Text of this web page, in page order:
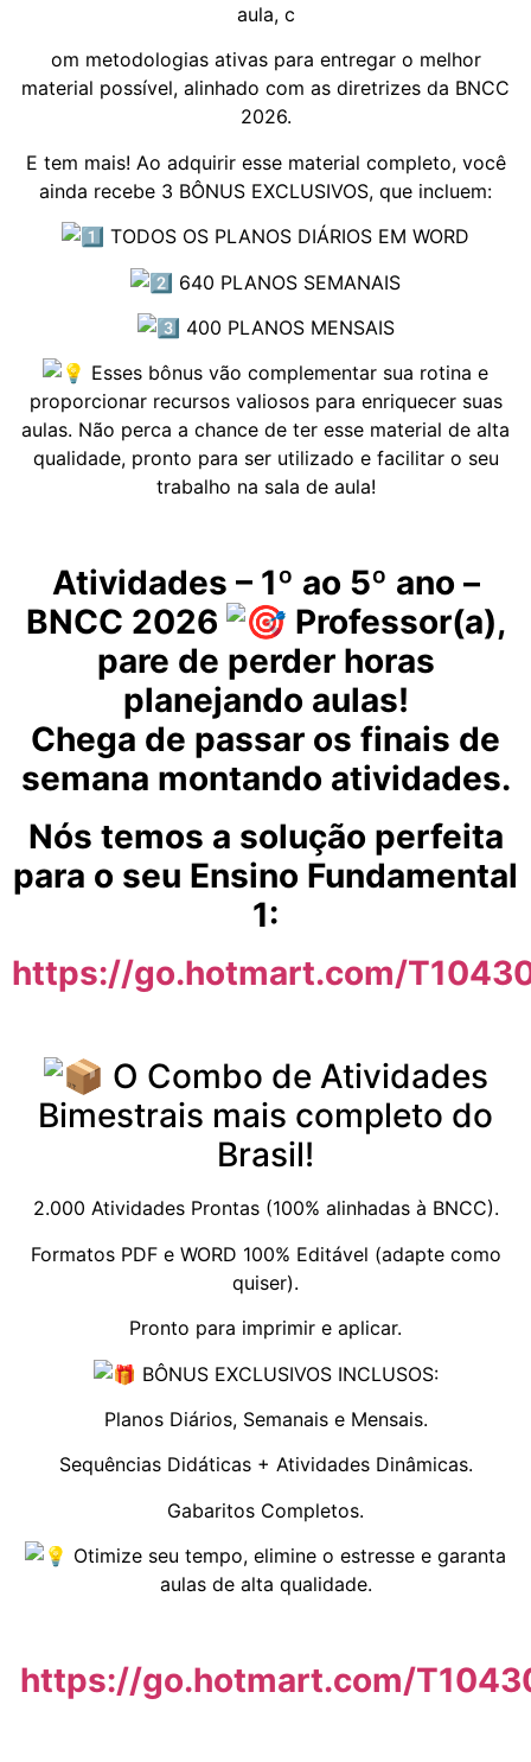
aula, c
om metodologias ativas para entregar o melhor
material possível, alinhado com as diretrizes da BNCC
2026.
E tem mais! Ao adquirir esse material completo, você
ainda recebe 3 BÔNUS EXCLUSIVOS, que incluem:
TODOS OS PLANOS DIÁRIOS EM WORD
640 PLANOS SEMANAIS
400 PLANOS MENSAIS
Esses bônus vão complementar sua rotina e
proporcionar recursos valiosos para enriquecer suas
aulas. Não perca a chance de ter esse material de alta
qualidade, pronto para ser utilizado e facilitar o seu
trabalho na sala de aula!
Atividades – 1º ao 5º ano –
BNCC 2026
Professor(a),
pare de perder horas
planejando aulas!
Chega de passar os finais de
semana montando atividades.
Nós temos a solução perfeita
para o seu Ensino Fundamental
1:
https://go.hotmart.com/
O Combo de Atividades
Bimestrais mais completo do
Brasil!
2.000 Atividades Prontas (100% alinhadas à BNCC).
Formatos PDF e WORD 100% Editável (adapte como
quiser).
Pronto para imprimir e aplicar.
BÔNUS EXCLUSIVOS INCLUSOS:
Planos Diários, Semanais e Mensais.
Sequências Didáticas + Atividades Dinâmicas.
Gabaritos Completos.
Otimize seu tempo, elimine o estresse e garanta
aulas de alta qualidade.
https://go.hotmart.com/